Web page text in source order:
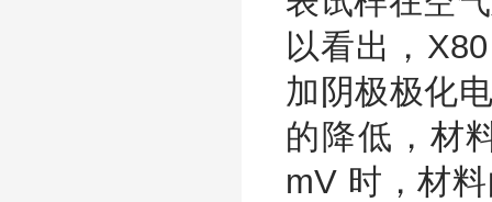
以看出，
加阴极极化
的降低，材
mV 时，材